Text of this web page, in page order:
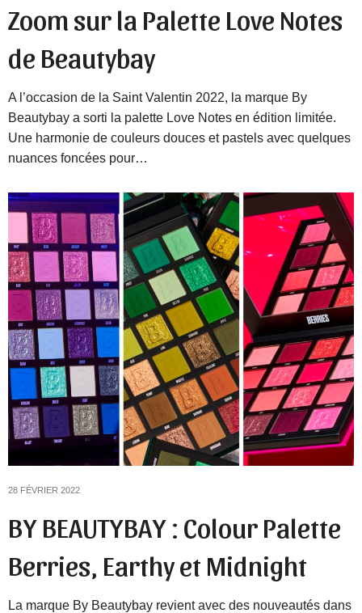
Zoom sur la Palette Love Notes
de Beautybay
A l’occasion de la Saint Valentin 2022, la marque By
Beautybay a sorti la palette Love Notes en édition limitée.
Une harmonie de couleurs douces et pastels avec quelques
nuances foncées pour…
28 FÉVRIER 2022
BY BEAUTYBAY : Colour Palette
Berries, Earthy et Midnight
La marque By Beautybay revient avec des nouveautés dans